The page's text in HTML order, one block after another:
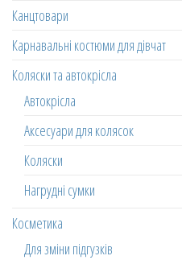
Канцтовари
Карнавальні костюми для дівчат
Коляски та автокрісла
Автокрісла
Аксесуари для колясок
Коляски
Нагрудні сумки
Косметика
Для зміни підгузків